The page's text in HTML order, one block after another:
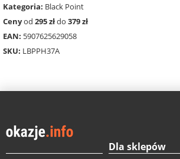
Kategoria: Black Point
Cenyod 295 złdo 379 zł
EAN: 5907625629058
SKU: LBPPH37A
Dla sklepów